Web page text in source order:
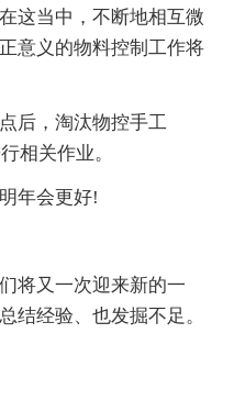
这当中，不断地相互微
意义的物料控制工作将
，淘汰物控手工
相关作业。
年会更好!
又一次迎来新的一
结经验、也发掘不足。